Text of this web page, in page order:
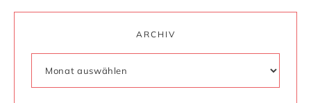
ARCHIV